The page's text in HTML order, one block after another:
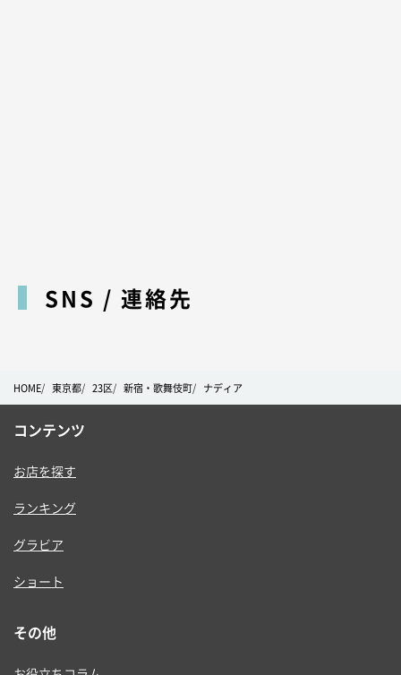
SNS / 連絡先
HOME 東京都 23区 新宿・歌舞伎町 ナディア
コンテンツ
お店を探す
ランキング
グラビア
ショート
その他